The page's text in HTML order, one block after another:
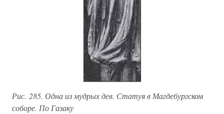
Рис. 285. Одна из мудрых дев. Статуя в Магдебургском
соборе. По Газаку